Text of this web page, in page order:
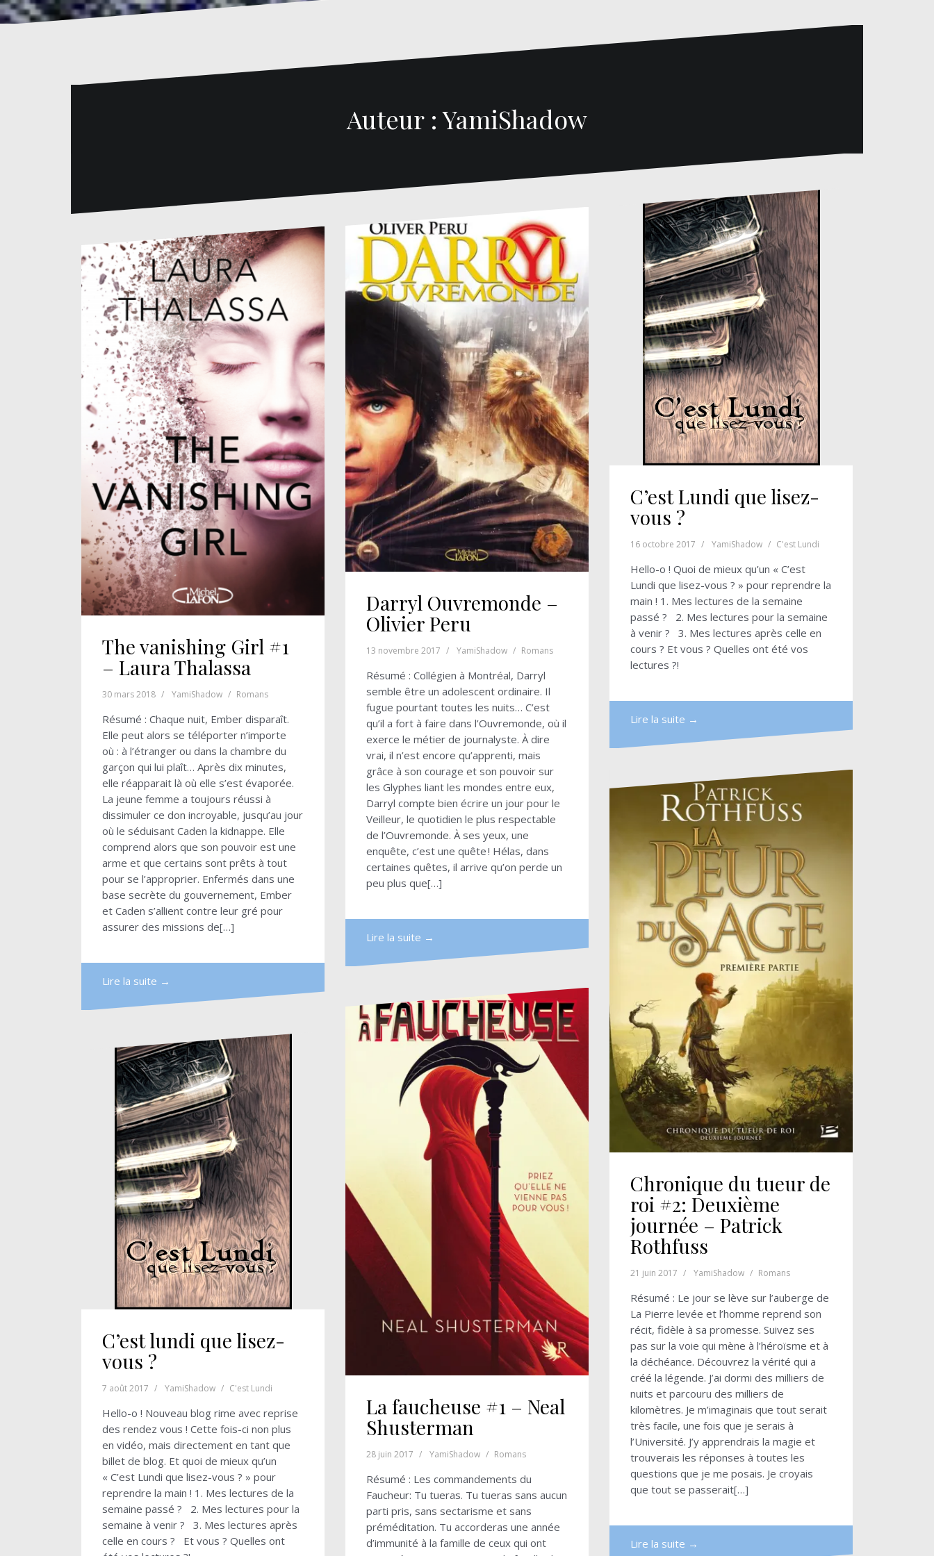
Auteur :YamiShadow
The vanishing Girl #1
– Laura Thalassa
30 mars 2018 YamiShadow Romans
Résumé : Chaque nuit, Ember disparaît.
Elle peut alors se téléporter n’importe
où : à l’étranger ou dans la chambre du
garçon qui lui plaît… Après dix minutes,
elle réapparait là où elle s’est évaporée.
La jeune femme a toujours réussi à
dissimuler ce don incroyable, jusqu’au jour
où le séduisant Caden la kidnappe. Elle
comprend alors que son pouvoir est une
arme et que certains sont prêts à tout
pour se l’approprier. Enfermés dans une
base secrète du gouvernement, Ember
et Caden s’allient contre leur gré pour
assurer des missions de[…]
Lire la suite →
Darryl Ouvremonde –
Olivier Peru
13 novembre 2017 YamiShadow Romans
Résumé : Collégien à Montréal, Darryl
semble être un adolescent ordinaire. Il
fugue pourtant toutes les nuits… C’est
qu’il a fort à faire dans l’Ouvremonde, où il
exerce le métier de journalyste. À dire
vrai, il n’est encore qu’apprenti, mais
grâce à son courage et son pouvoir sur
les Glyphes liant les mondes entre eux,
Darryl compte bien écrire un jour pour le
Veilleur, le quotidien le plus respectable
de l’Ouvremonde. À ses yeux, une
enquête, c’est une quête ! Hélas, dans
certaines quêtes, il arrive qu’on perde un
peu plus que[…]
Lire la suite →
C’est Lundi que lisez-
vous ?
16 octobre 2017 YamiShadow C'est Lundi
Hello-o ! Quoi de mieux qu’un « C’est
Lundi que lisez-vous ? » pour reprendre la
main ! 1. Mes lectures de la semaine
passé ? 2. Mes lectures pour la semaine
à venir ? 3. Mes lectures après celle en
cours ? Et vous ? Quelles ont été vos
lectures ?!
Lire la suite →
C’est lundi que lisez-
vous ?
7 août 2017 YamiShadow C'est Lundi
Hello-o ! Nouveau blog rime avec reprise
des rendez vous ! Cette fois-ci non plus
en vidéo, mais directement en tant que
billet de blog. Et quoi de mieux qu’un
« C’est Lundi que lisez-vous ? » pour
reprendre la main ! 1. Mes lectures de la
semaine passé ? 2. Mes lectures pour la
semaine à venir ? 3. Mes lectures après
celle en cours ? Et vous ? Quelles ont
La faucheuse #1 – Neal
Shusterman
28 juin 2017 YamiShadow Romans
Résumé : Les commandements du
Faucheur: Tu tueras. Tu tueras sans aucun
parti pris, sans sectarisme et sans
préméditation. Tu accorderas une année
d’immunité à la famille de ceux qui ont
Chronique du tueur de
roi #2: Deuxième
journée – Patrick
Rothfuss
21 juin 2017 YamiShadow Romans
Résumé : Le jour se lève sur l’auberge de
La Pierre levée et l’homme reprend son
récit, fidèle à sa promesse. Suivez ses
pas sur la voie qui mène à l’héroïsme et à
la déchéance. Découvrez la vérité qui a
créé la légende. J’ai dormi des milliers de
nuits et parcouru des milliers de
kilomètres. Je m’imaginais que tout serait
très facile, une fois que je serais à
l’Université. J’y apprendrais la magie et
trouverais les réponses à toutes les
questions que je me posais. Je croyais
que tout se passerait[…]
Lire la suite →